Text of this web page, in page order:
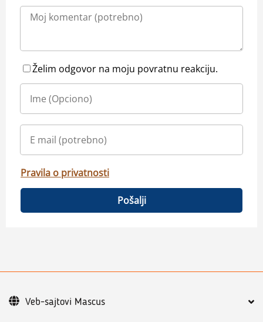
Želim odgovor na moju povratnu reakciju.
Pravila o privatnosti
Pošalji
Veb-sajtovi Mascus